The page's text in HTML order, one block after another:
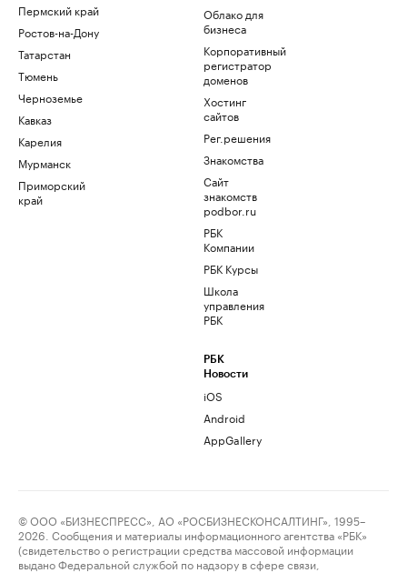
Пермский край
Ростов-на-Дону
Татарстан
Тюмень
Черноземье
Кавказ
Карелия
Мурманск
Приморский
край
Облако для
бизнеса
Корпоративный
регистратор
доменов
Хостинг
сайтов
Рег.решения
Знакомства
Сайт
знакомств
podbor.ru
РБК
Компании
РБК Курсы
Школа
управления
РБК
РБК
Новости
iOS
Android
AppGallery
© ООО «БИЗНЕСПРЕСС», АО «РОСБИЗНЕСКОНСАЛТИНГ», 1995–
2026. Сообщения и материалы информационного агентства «РБК»
(свидетельство о регистрации средства массовой информации
выдано Федеральной службой по надзору в сфере связи,